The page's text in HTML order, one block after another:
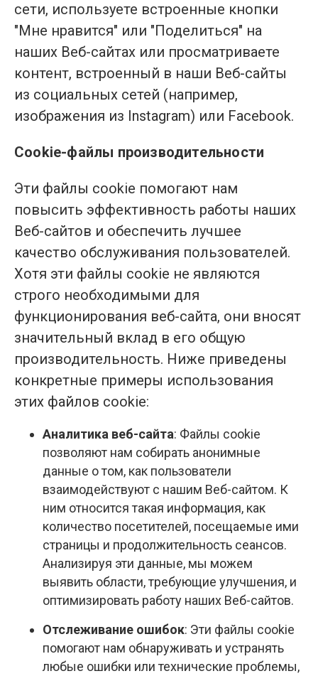
сети, используете встроенные кнопки
"Мне нравится" или "Поделиться" на
наших Веб-сайтах или просматриваете
контент, встроенный в наши Веб-сайты
из социальных сетей (например,
изображения из Instagram) или Facebook.
Cookie-файлы производительности
Эти файлы cookie помогают нам
повысить эффективность работы наших
Веб-сайтов и обеспечить лучшее
качество обслуживания пользователей.
Хотя эти файлы cookie не являются
строго необходимыми для
функционирования веб-сайта, они вносят
значительный вклад в его общую
производительность. Ниже приведены
конкретные примеры использования
этих файлов cookie:
Аналитика веб-сайта: Файлы cookie
позволяют нам собирать анонимные
данные о том, как пользователи
взаимодействуют с нашим Веб-сайтом. К
ним относится такая информация, как
количество посетителей, посещаемые ими
страницы и продолжительность сеансов.
Анализируя эти данные, мы можем
выявить области, требующие улучшения, и
оптимизировать работу наших Веб-сайтов.
Отслеживание ошибок: Эти файлы cookie
помогают нам обнаруживать и устранять
любые ошибки или технические проблемы,